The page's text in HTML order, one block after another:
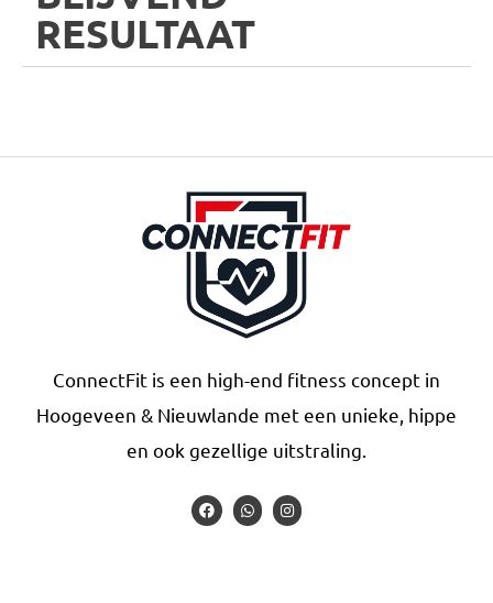
RESULTAAT
ConnectFit is een high-end fitness concept in
Hoogeveen & Nieuwlande met een unieke, hippe
en ook gezellige uitstraling.